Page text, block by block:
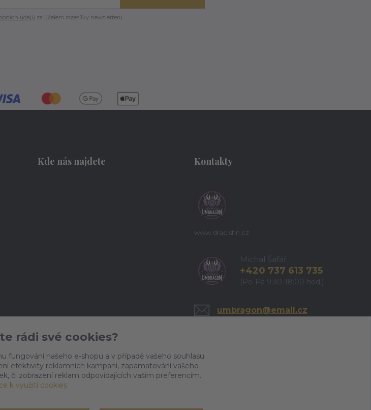
údajů za účelem rozesílky newsletteru.
Kde nás najdete Kontakty
www.dracistin.cz
Michal Šafář
+420 737 613 735
(Po-Pá 9:30-18:00 hod.)
umbragon@email.cz
rádi své cookies?
fungování našeho e-shopu a v případě vašeho souhlasu
efektivity reklamních kampaní, zapamatování vašeho
či zobrazení reklam odpovídajících vašim preferencím.
k využití cookies